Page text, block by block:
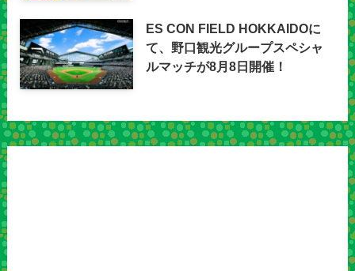
ES CON FIELD HOKKAIDOに
て、野口観光グループスペシャ
ルマッチが8月8日開催！